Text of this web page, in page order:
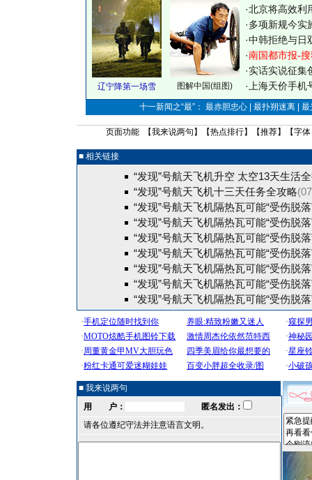
辽宁降第一场雪 图解中国(组图)
·北京将高效利
·多项新规今实
·中韩拒绝与日
·南国都市报-
·实话实说征集
· 上海天价手
十一新闻之“最”： 最赤胆忠心 | 最扑朔迷离 |
页面功能 【我来说两句 】【热点排行】【推荐】【字体
■ 相关链接
“发现”号航天飞机升空 太空13天生活
“发现”号航天飞机十三天任务全攻略
“发现”号航天飞机隔热瓦可能“受伤脱落
“发现”号航天飞机隔热瓦可能“受伤脱落
“发现”号航天飞机隔热瓦可能“受伤脱落
“发现”号航天飞机隔热瓦可能“受伤脱落
“发现”号航天飞机隔热瓦可能“受伤脱落
“发现”号航天飞机隔热瓦可能“受伤脱落
“发现”号航天飞机隔热瓦可能“受伤脱落
■ 我来说两句
用 户：
匿名发出：
请各位遵纪守法并注意语言文明。